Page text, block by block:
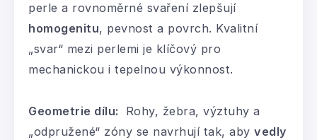
perle a rovnoměrné svaření zlepšují
homogenitu, pevnost a povrch. Kvalitní
„svar“ mezi perlemi je klíčový pro
mechanickou i tepelnou výkonnost.
Geometrie dílu:
Rohy, žebra, výztuhy a
„odpružené“ zóny se navrhují tak, aby vedly